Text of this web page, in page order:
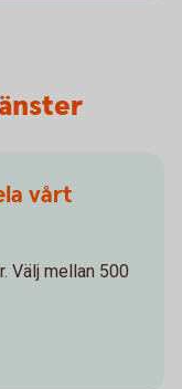
vårt
Välj mellan 500